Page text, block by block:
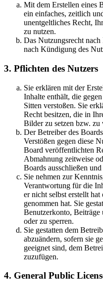
Mit dem Erstellen eines
ein einfaches, zeitlich
unentgeltliches Recht,
zu nutzen.
Das Nutzungsrecht
nach Kündigung des
3. Pflichten des Nutzers
Sie erklären mit der
Inhalte enthält, die
Sitten verstoßen. Sie
Recht besitzen, die in
Bilder zu setzen bzw. zu
Der Betreiber des
Verstößen gegen diese
Board veröffentlichten
Abmahnung zeitweise
Boards ausschließen
Sie nehmen zur
Verantwortung für die
er nicht selbst erstellt
genommen hat. Sie
Benutzerkonto, Beiträge
oder zu sperren.
Sie gestatten dem
abzuändern, sofern sie
geeignet sind, dem
zuzufügen.
4. General Public